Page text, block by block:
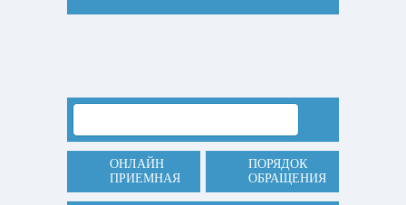
ОНЛАЙН
ПРИЕМНАЯ
ПОРЯДОК
ОБРАЩЕНИЯ